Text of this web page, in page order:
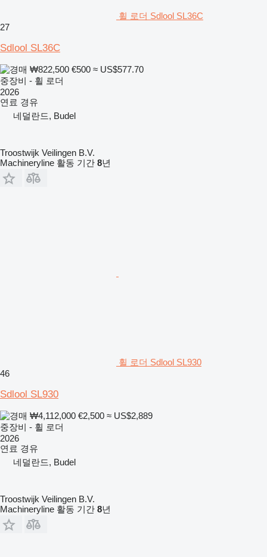
휠 로더 Sdlool SL36C
27
Sdlool SL36C
₩822,500 €500 ≈ US$577.70
중장비 - 휠 로더
2026
연료 경유
네덜란드, Budel
Troostwijk Veilingen B.V.
Machineryline 활동 기간 8년
휠 로더 Sdlool SL930
46
Sdlool SL930
₩4,112,000 €2,500 ≈ US$2,889
중장비 - 휠 로더
2026
연료 경유
네덜란드, Budel
Troostwijk Veilingen B.V.
Machineryline 활동 기간 8년